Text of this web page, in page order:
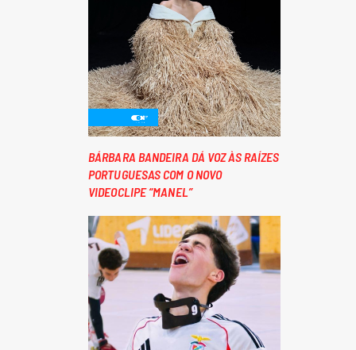
BÁRBARA BANDEIRA DÁ VOZ ÀS RAÍZES
PORTUGUESAS COM O NOVO
VIDEOCLIPE “MANEL”